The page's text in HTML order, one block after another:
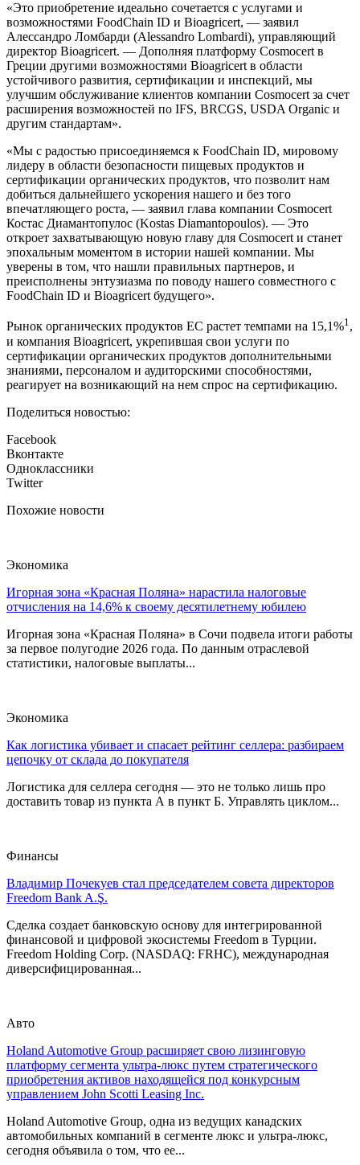
«Это приобретение идеально сочетается с услугами и
возможностями FoodChain ID и Bioagricert, — заявил
Алессандро Ломбарди (Alessandro Lombardi), управляющий
директор Bioagricert. — Дополняя платформу Cosmocert в
Греции другими возможностями Bioagricert в области
устойчивого развития, сертификации и инспекций, мы
улучшим обслуживание клиентов компании Cosmocert за счет
расширения возможностей по IFS, BRCGS, USDA Organic и
другим стандартам».
«Мы с радостью присоединяемся к FoodChain ID, мировому
лидеру в области безопасности пищевых продуктов и
сертификации органических продуктов, что позволит нам
добиться дальнейшего ускорения нашего и без того
впечатляющего роста, — заявил глава компании Cosmocert
Костас Диамантопулос (Kostas Diamantopoulos). — Это
откроет захватывающую новую главу для Cosmocert и станет
эпохальным моментом в истории нашей компании. Мы
уверены в том, что нашли правильных партнеров, и
преисполнены энтузиазма по поводу нашего совместного с
FoodChain ID и Bioagricert будущего».
Рынок органических продуктов ЕС растет темпами на 15,1%1,
и компания Bioagricert, укрепившая свои услуги по
сертификации органических продуктов дополнительными
знаниями, персоналом и аудиторскими способностями,
реагирует на возникающий на нем спрос на сертификацию.
Поделиться новостью:
Facebook
Вконтакте
Одноклассники
Twitter
Похожие новости
Экономика
Игорная зона «Красная Поляна» нарастила налоговые
отчисления на 14,6% к своему десятилетнему юбилею
Игорная зона «Красная Поляна» в Сочи подвела итоги работы
за первое полугодие 2026 года. По данным отраслевой
статистики, налоговые выплаты...
Экономика
Как логистика убивает и спасает рейтинг селлера: разбираем
цепочку от склада до покупателя
Логистика для селлера сегодня — это не только лишь про
доставить товар из пункта А в пункт Б. Управлять циклом...
Финансы
Владимир Почекуев стал председателем совета директоров
Freedom Bank A.Ş.
Сделка создает банковскую основу для интегрированной
финансовой и цифровой экосистемы Freedom в Турции.
Freedom Holding Corp. (NASDAQ: FRHC), международная
диверсифицированная...
Авто
Holand Automotive Group расширяет свою лизинговую
платформу сегмента ультра-люкс путем стратегического
приобретения активов находящейся под конкурсным
управлением John Scotti Leasing Inc.
Holand Automotive Group, одна из ведущих канадских
автомобильных компаний в сегменте люкс и ультра-люкс,
сегодня объявила о том, что ее...